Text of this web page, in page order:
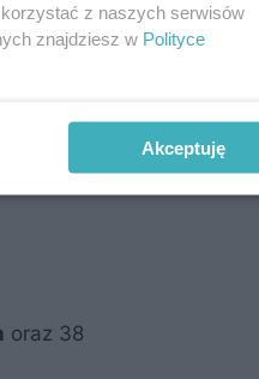
obiektów
oraz 38
z naszych serwisów
znajdziesz w Polityce
Akceptuję